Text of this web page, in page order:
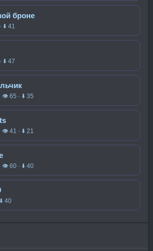
броне
⬇ 41
⬇ 47
👁 65 · ⬇ 35
👁 41 · ⬇ 21
👁 60 · ⬇ 40
40